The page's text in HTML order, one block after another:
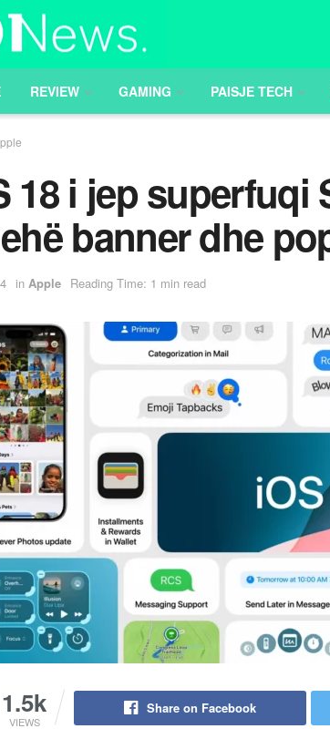
REVIEW GAMING PAISJE TECH
18 i jep superfuqi
banner dhe
in Apple Reading Time: 1 min read
1.5k
VIEWS
Share on Facebook